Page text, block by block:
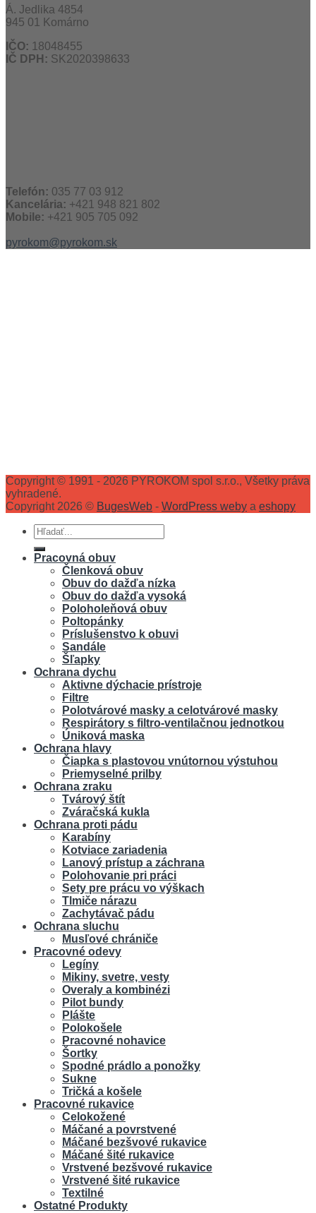
Á. Jedlika 4854
945 01 Komárno
IČO: 18048455
IČ DPH: SK2020398633
Telefón: 035 77 03 912
Kancelária: +421 948 821 802
Mobile: +421 905 705 092
pyrokom@pyrokom.sk
Copyright © 1991 - 2026 PYROKOM spol s.r.o., Všetky práva
vyhradené.
Copyright 2026 © BugesWeb - WordPress weby a eshopy
Hľadať:
Pracovná obuv
Členková obuv
Obuv do dažďa nízka
Obuv do dažďa vysoká
Poloholeňová obuv
Poltopánky
Príslušenstvo k obuvi
Sandále
Šľapky
Ochrana dychu
Aktivne dýchacie prístroje
Filtre
Polotvárové masky a celotvárové masky
Respirátory s filtro-ventilačnou jednotkou
Úniková maska
Ochrana hlavy
Čiapka s plastovou vnútornou výstuhou
Priemyselné prilby
Ochrana zraku
Tvárový štít
Zváračská kukla
Ochrana proti pádu
Karabíny
Kotviace zariadenia
Lanový prístup a záchrana
Polohovanie pri práci
Sety pre prácu vo výškach
Tlmiče nárazu
Zachytávač pádu
Ochrana sluchu
Musľové chrániče
Pracovné odevy
Legíny
Mikiny, svetre, vesty
Overaly a kombinézi
Pilot bundy
Plášte
Polokošele
Pracovné nohavice
Šortky
Spodné prádlo a ponožky
Sukne
Tričká a košele
Pracovné rukavice
Celokožené
Máčané a povrstvené
Máčané bezšvové rukavice
Máčané šité rukavice
Vrstvené bezšvové rukavice
Vrstvené šité rukavice
Textilné
Ostatné Produkty